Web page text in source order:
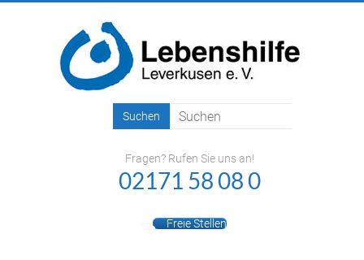
Lebenshilfe
LeverkusenFragen? Rufen Sie uns an!
02171 58 08 0
Freie Stellen